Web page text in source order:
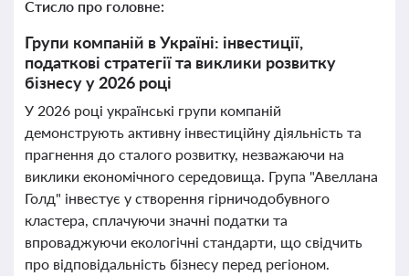
Стисло про головне:
Групи компаній в Україні: інвестиції,
податкові стратегії та виклики розвитку
бізнесу у 2026 році
У 2026 році українські групи компаній
демонструють активну інвестиційну діяльність та
прагнення до сталого розвитку, незважаючи на
виклики економічного середовища. Група "Авеллана
Голд" інвестує у створення гірничодобувного
кластера, сплачуючи значні податки та
впроваджуючи екологічні стандарти, що свідчить
про відповідальність бізнесу перед регіоном.